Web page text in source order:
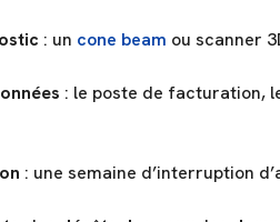
: un cone beam ou scanner
: le poste de facturation,
: une semaine d’interruption